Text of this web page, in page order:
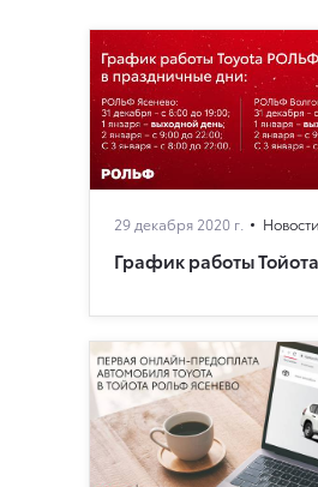
29 декабря 2020 г.
График работы